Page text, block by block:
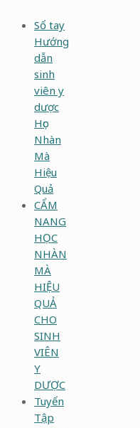
Sổ tay
Hướng
dẫn
sinh
viên y
dược
Học
Nhàn
Mà
Hiệu
Quả
CẨM
NANG
HỌC
NHÀN
MÀ
HIỆU
QUẢ
CHO
SINH
VIÊN
Y
DƯỢC
Tuyển
Tập